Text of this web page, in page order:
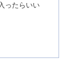
ったらいい